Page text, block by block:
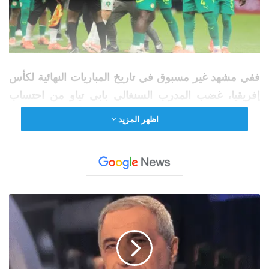
ففي مشهد غير مسبوق في تاريخ المباريات النهائية لكأس
إفريقيا، غضب المدرب السنغالي بابي تياو من احتساب
ركلة جزاء لصالح المغرب في الدقيقة الأخيرة من الوقت
بدل الضائع للشوط الثاني، فطلب من لاعبيه العودة إلى
غرف الملابس احتجاجا على قرار الحكم.
“أسود التيرانغا”، بقيادة ساديو ماني، إلى الملعب تحت
ضغط التدخلات الرسمية.
اظهر المزيد
ه